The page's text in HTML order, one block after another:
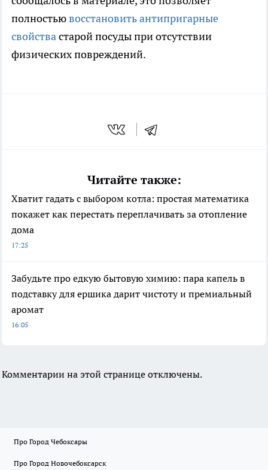
полностьювосстановить антипригарные
свойствастарой посуды при отсутствии
физических повреждений.
Читайте также:
Хватит гадать с выбором котла: простая математика
покажет как перестать переплачивать за отопление
дома
17:25
Забудьте про едкую бытовую химию: пара капель в
подставку для ершика дарит чистоту и премиальный
аромат
16:05
Комментарии на этой странице отключены.
Про Город Чебоксары
Про Город Новочебоксарск